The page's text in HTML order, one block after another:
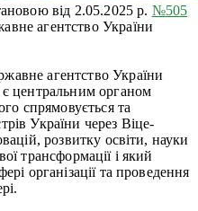
від 2.05.2025 р. №505
агентство України
агентство України
центральним органом
спрямовується та
України через Віце-
розвитку освіти, науки
трансформації і який
організації та проведення